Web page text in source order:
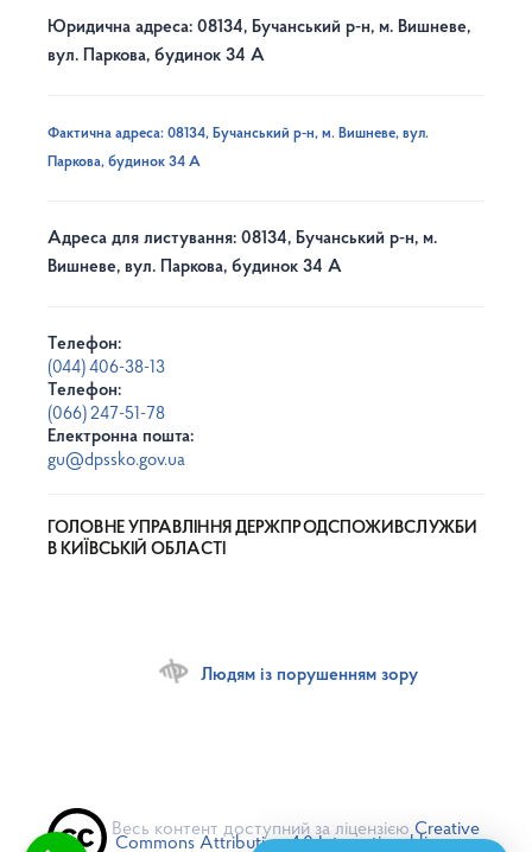
Юридична адреса: 08134, Бучанський р-н, м. Вишневе,
вул. Паркова, будинок 34 А
Фактична адреса: 08134, Бучанський р-н, м. Вишневе, вул.
Паркова, будинок 34 А
Адреса для листування: 08134, Бучанський р-н, м.
Вишневе, вул. Паркова, будинок 34 А
Телефон:
(044) 406-38-13
Телефон:
(066) 247-51-78
Електронна пошта:
gu@dpssko.gov.ua
ГОЛОВНЕ УПРАВЛІННЯ ДЕРЖПРОДСПОЖИВСЛУЖБИ
В КИЇВСЬКІЙ ОБЛАСТІ
Людям із порушенням зору
Весь контент доступний за ліцензією Creative
Commons Attribution 4.0 International license,